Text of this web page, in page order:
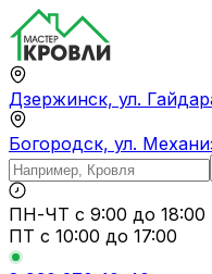
Дзержинск, ул.
Богородск, ул.
ПН-ЧТ с 9:00 до 18:00
ПТ с 10:00 до 17:00